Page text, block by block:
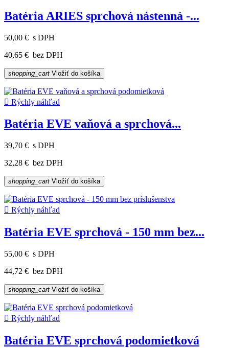
Batéria ARIES sprchová nástenná -...
50,00 € s DPH
40,65 € bez DPH
shopping_cart Vložiť do košíka
 Rýchly náhľad
Batéria EVE vaňová a sprchová...
39,70 € s DPH
32,28 € bez DPH
shopping_cart Vložiť do košíka
 Rýchly náhľad
Batéria EVE sprchová - 150 mm bez...
55,00 € s DPH
44,72 € bez DPH
shopping_cart Vložiť do košíka
 Rýchly náhľad
Batéria EVE sprchová podomietková